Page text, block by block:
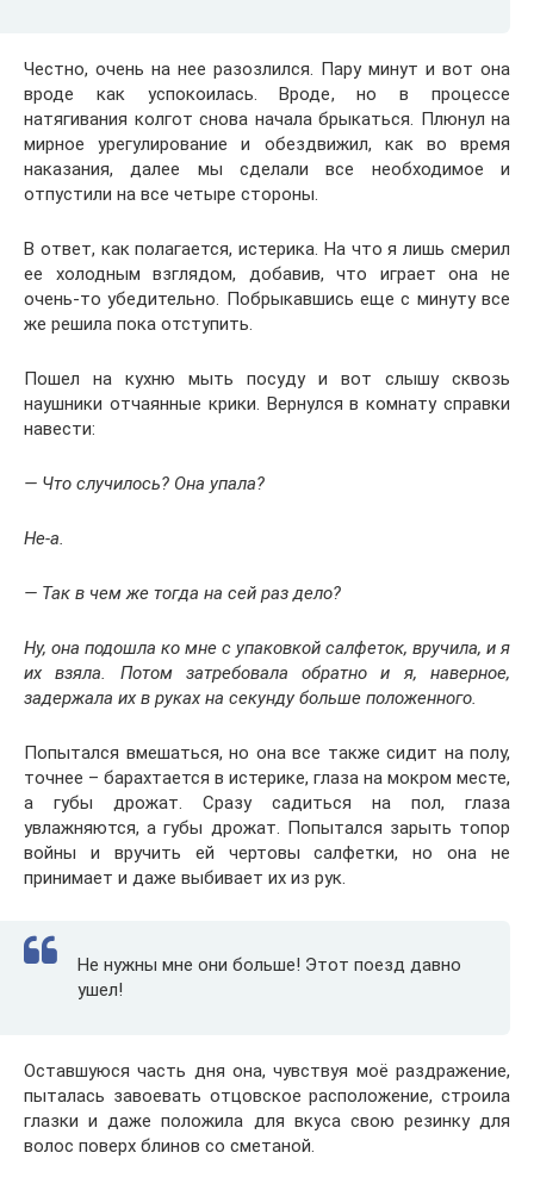
Честно, очень на нее разозлился. Пару минут и вот она
вроде как успокоилась. Вроде, но в процессе
натягивания колгот снова начала брыкаться. Плюнул на
мирное урегулирование и обездвижил, как во время
наказания, далее мы сделали все необходимое и
отпустили на все четыре стороны.
В ответ, как полагается, истерика. На что я лишь смерил
ее холодным взглядом, добавив, что играет она не
очень-то убедительно. Побрыкавшись еще с минуту все
же решила пока отступить.
Пошел на кухню мыть посуду и вот слышу сквозь
наушники отчаянные крики. Вернулся в комнату справки
навести:
— Что случилось? Она упала?
Не-а.
— Так в чем же тогда на сей раз дело?
Ну, она подошла ко мне с упаковкой салфеток, вручила, и я
их взяла. Потом затребовала обратно и я, наверное,
задержала их в руках на секунду больше положенного.
Попытался вмешаться, но она все также сидит на полу,
точнее – барахтается в истерике, глаза на мокром месте,
а губы дрожат. Сразу садиться на пол, глаза
увлажняются, а губы дрожат. Попытался зарыть топор
войны и вручить ей чертовы салфетки, но она не
принимает и даже выбивает их из рук.
Не нужны мне они больше! Этот поезд давно
ушел!
Оставшуюся часть дня она, чувствуя моё раздражение,
пыталась завоевать отцовское расположение, строила
глазки и даже положила для вкуса свою резинку для
волос поверх блинов со сметаной.